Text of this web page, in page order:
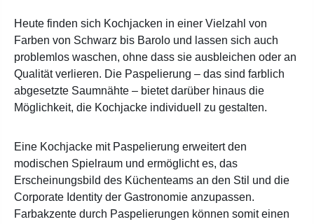
Heute finden sich Kochjacken in einer Vielzahl von
Farben von Schwarz bis Barolo und lassen sich auch
problemlos waschen, ohne dass sie ausbleichen oder an
Qualität verlieren. Die Paspelierung – das sind farblich
abgesetzte Saumnähte – bietet darüber hinaus die
Möglichkeit, die Kochjacke individuell zu gestalten.
Eine Kochjacke mit Paspelierung erweitert den
modischen Spielraum und ermöglicht es, das
Erscheinungsbild des Küchenteams an den Stil und die
Corporate Identity der Gastronomie anzupassen.
Farbakzente durch Paspelierungen können somit einen